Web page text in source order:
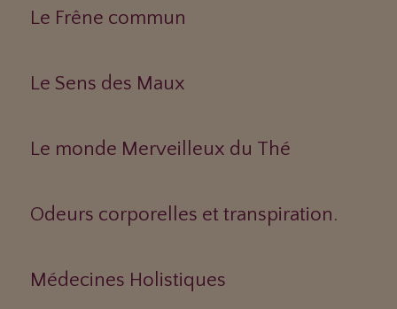
Le Frêne commun
Le Sens des Maux
Le monde Merveilleux du Thé
Odeurs corporelles et transpiration.
Médecines Holistiques